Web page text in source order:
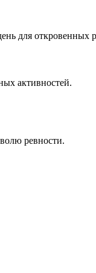
для откровенных
активностей.
ревности.